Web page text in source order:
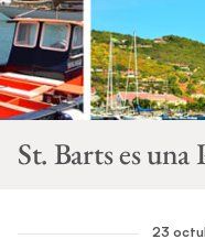
St. Barts es
23